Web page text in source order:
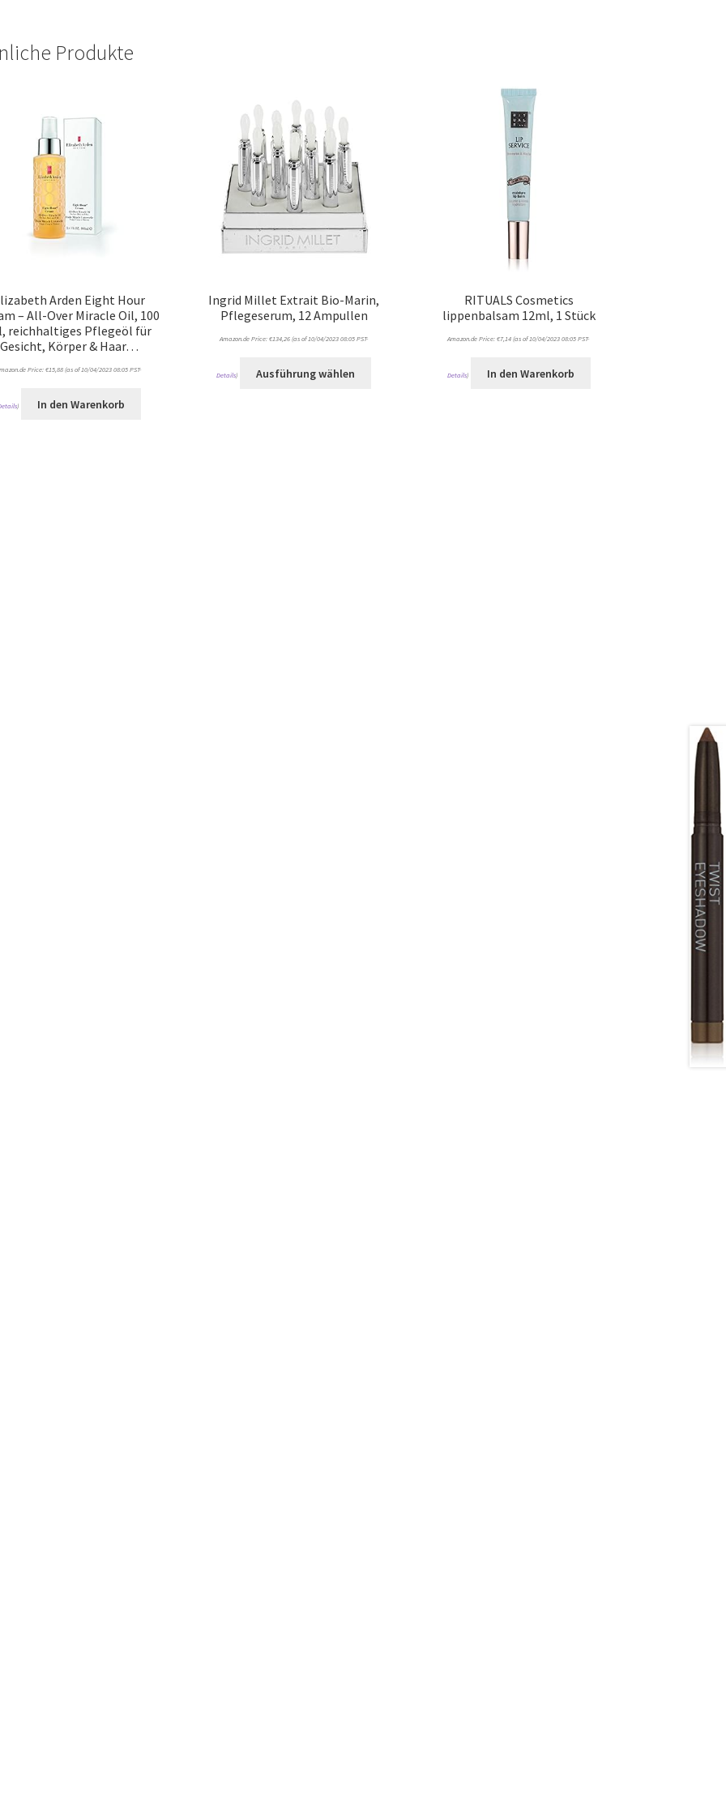
Produkte
Arden Eight Hour
– All-Over Miracle Oil, 100
reichhaltiges Pflegeöl für
Gesicht, Körper & Haar…
Price:€15,88 (as of 10/04/2023 08:05 PST-
) In den Warenkorb
Ingrid Millet Extrait Bio-Marin,
Pflegeserum, 12 Ampullen
Amazon.de Price: €134,26(as of 10/04/2023 08:05 PST-
Details) Ausführung wählen
RITUALS Cosmetics
lippenbalsam 12ml, 1 Stück
Amazon.de Price:€7,14 (as of 10/04/2023 08:05 PST-
Details) In den Warenkorb